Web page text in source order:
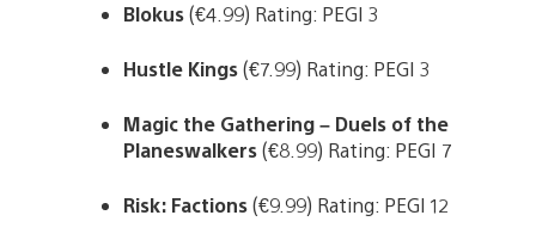
Blokus(€4.99) Rating: PEGI 3
Hustle Kings(€7.99) Rating: PEGI 3
Magic the Gathering – Duels of the
Planeswalkers(€8.99) Rating: PEGI 7
Risk: Factions(€9.99) Rating: PEGI 12